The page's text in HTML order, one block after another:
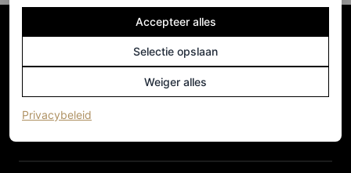
Accepteer alles
Selectie opslaan
Weiger alles
Privacybeleid